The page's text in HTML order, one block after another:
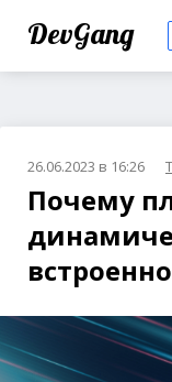
DevGang
26.06.2023 в 16:26
Почему